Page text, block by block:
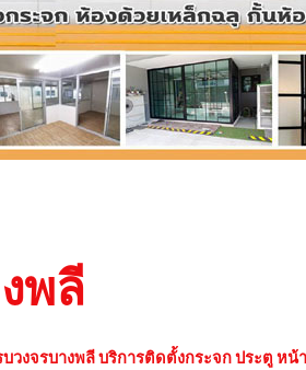
พลี
งจรบางพลี บริการติดตั้งกระจก ประตู หน้